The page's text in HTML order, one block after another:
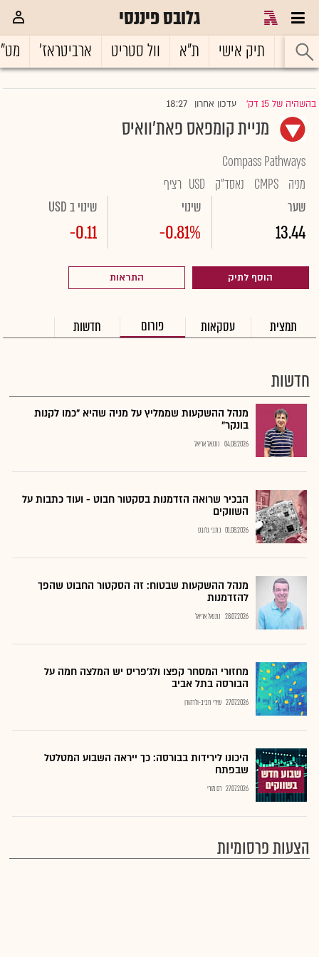
גלובס פיננסי
ראשי תיק אישי ת"א וול סטריט ארביטראז'
בהשהיה של 15 דק' |עדכון אחרון 18:27
מניית קומפאס פאת'וואיס
Compass Pathways
מניה CMPS נאסד"ק USD רציף
שער
13.44
שינוי
-0.81%
שינוי ב USD
-0.11
הוסף לתיק התראות
תמצית עסקאות פורום חדשות
חדשות
מנהל ההשקעות שממליץ על מניה שהיא "כמו לקנות
בונקר"
04.08.2026 נתנאל אריאל
הבכיר שרואה הזדמנות בסקטור חבוט - ועוד כתבות על
השווקים
01.08.2026 כתבי גלובס
מנהל ההשקעות שבטוח: זה הסקטור החבוט שהפך
להזדמנות
28.07.2026 נתנאל אריאל
מחזורי המסחר קפצו ולג'פריס יש המלצה חמה על
הבורסה בתל אביב
27.07.2026 שירי חביב-ולדהורן
היכונו לירידות בבורסה: כך ייראה השבוע המטלטל
שבפתח
27.07.2026 רם מורי
הצעות פרסומיות